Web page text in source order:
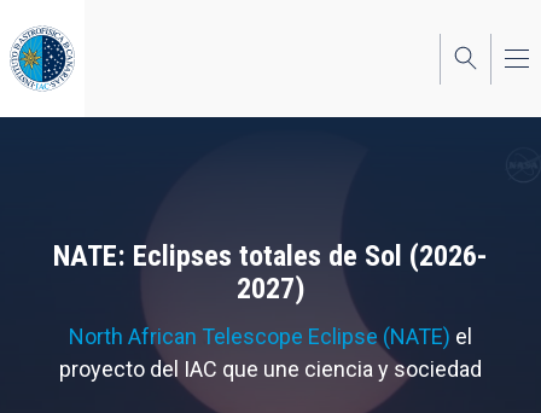
al
contenido
principal
NATE: Eclipses totales de Sol (2026-
2027)
North African Telescope Eclipse (NATE) el
proyecto del IAC que une ciencia y sociedad